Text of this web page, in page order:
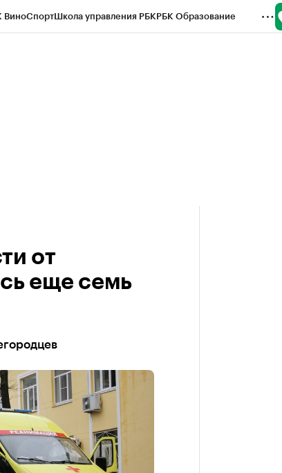
ВиноСпортШкола управления РБКРБК Образование
от
еще семь